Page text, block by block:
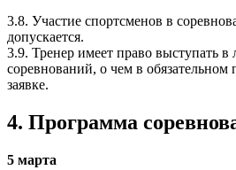
3.8. Участие спортсменов в
допускается.
3.9. Тренер имеет право выступать
соревнований, о чем в обязательном
заявке.
4. Программа
5 марта